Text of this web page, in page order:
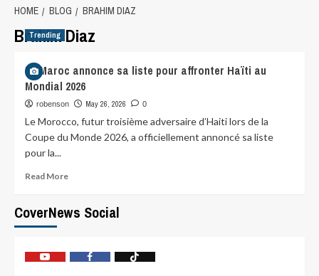
HOME BLOG BRAHIM DIAZ
Brahim Diaz
Trending
Le Maroc annonce sa liste pour affronter Haïti au
Mondial 2026
robenson May 26, 2026 0
Le Morocco, futur troisième adversaire d’Haiti lors de la
Coupe du Monde 2026, a officiellement annoncé sa liste
pour la...
Read More
CoverNews Social